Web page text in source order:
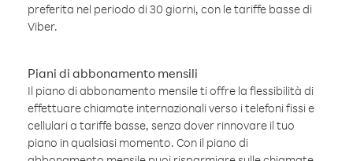
preferita nel periodo di 30 giorni, con le tariffe basse di
Viber.
Piani di abbonamento mensili
Il piano di abbonamento mensile ti offre la flessibilità di
effettuare chiamate internazionali verso i telefoni fissi e
cellulari a tariffe basse, senza dover rinnovare il tuo
piano in qualsiasi momento. Con il piano di